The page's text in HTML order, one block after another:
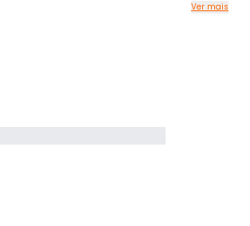
Ver mais